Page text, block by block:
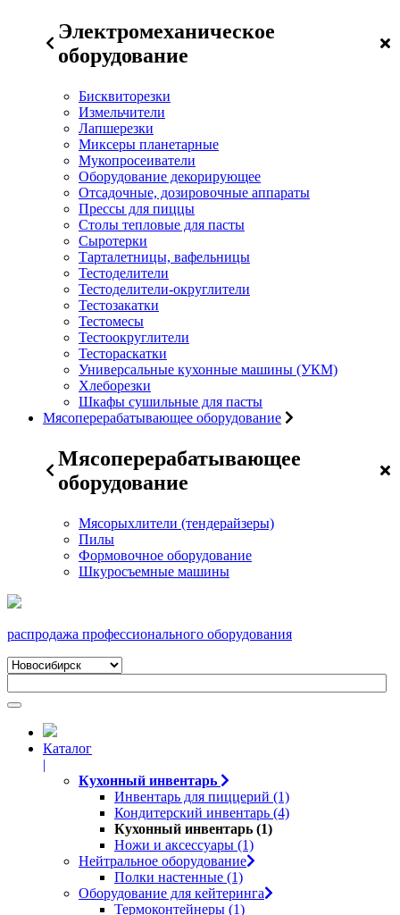
Электромеханическое
оборудование
Бисквиторезки
Измельчители
Лапшерезки
Миксеры планетарные
Мукопросеиватели
Оборудование декорирующее
Отсадочные, дозировочные аппараты
Прессы для пиццы
Столы тепловые для пасты
Сыротерки
Тарталетницы, вафельницы
Тестоделители
Тестоделители-округлители
Тестозакатки
Тестомесы
Тестоокруглители
Тестораскатки
Универсальные кухонные машины (УКМ)
Хлеборезки
Шкафы сушильные для пасты
Мясоперерабатывающее оборудование
Мясоперерабатывающее
оборудование
Мясорыхлители (тендерайзеры)
Пилы
Формовочное оборудование
Шкуросъемные машины
распродажа профессионального оборудования
Каталог
|
Кухонный инвентарь
Инвентарь для пиццерий (1)
Кондитерский инвентарь (4)
Кухонный инвентарь (1)
Ножи и аксессуары (1)
Нейтральное оборудование
Полки настенные (1)
Оборудование для кейтеринга
Термоконтейнеры (1)